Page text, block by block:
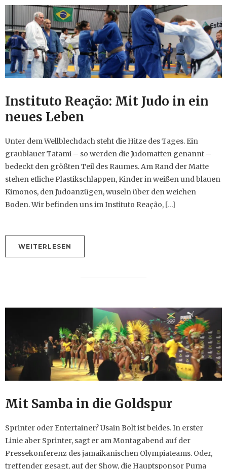
Instituto Reação: Mit Judo in ein
neues Leben
Unter dem Wellblechdach steht die Hitze des Tages. Ein
graublauer Tatami – so werden die Judomatten genannt –
bedeckt den größten Teil des Raumes. Am Rand der Matte
stehen etliche Plastikschlappen, Kinder in weißen und blauen
Kimonos, den Judoanzügen, wuseln über den weichen
Boden. Wir befinden uns im Instituto Reação, […]
WEITERLESEN
Mit Samba in die Goldspur
Sprinter oder Entertainer? Usain Bolt ist beides. In erster
Linie aber Sprinter, sagt er am Montagabend auf der
Pressekonferenz des jamaikanischen Olympiateams. Oder,
treffender gesagt, auf der Show, die Hauptsponsor Puma